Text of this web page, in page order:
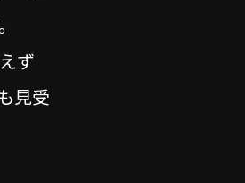
ず
見受